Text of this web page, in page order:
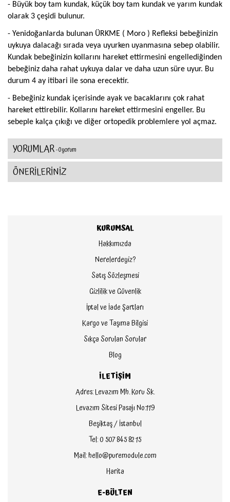
- Büyük boy tam kundak, küçük boy tam kundak ve yarım kundak
olarak 3 çeşidi bulunur.
- Yenidoğanlarda bulunan ÜRKME ( Moro ) Refleksi bebeğinizin
uykuya dalacağı sırada veya uyurken uyanmasına sebep olabilir.
Kundak bebeğinizin kollarını hareket ettirmesini engellediğinden
bebeğiniz daha rahat uykuya dalar ve daha uzun süre uyur. Bu
durum 4 ay itibari ile sona erecektir.
- Bebeğiniz kundak içerisinde ayak ve bacaklarını çok rahat
hareket ettirebilir. Kollarını hareket ettirmesini engeller. Bu
sebeple kalça çıkığı ve diğer ortopedik problemlere yol açmaz.
YORUMLAR- 0 yorum
ÖNERİLERİNİZ
KURUMSAL
Hakkımızda
Nerelerdeyiz?
Satış Sözleşmesi
Gizlilik ve Güvenlik
İptal ve İade Şartları
Kargo ve Taşıma Bilgisi
Sıkça Sorulan Sorular
Blog
İLETİŞİM
Adres: Levazım Mh. Koru Sk.
Levazım Sitesi Pasajı No:119
Beşiktaş / İstanbul
Tel: 0 507 845 82 15
Mail: hello@puremodule.com
Harita
E-BÜLTEN